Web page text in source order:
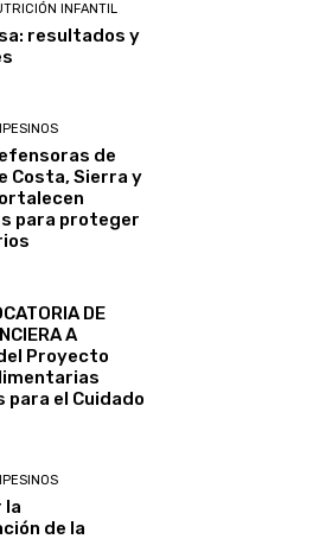
INFANTIL
resultados y
de
Costa, Sierra y
para proteger
DE
A
del Proyecto
para el Cuidado
la
de la